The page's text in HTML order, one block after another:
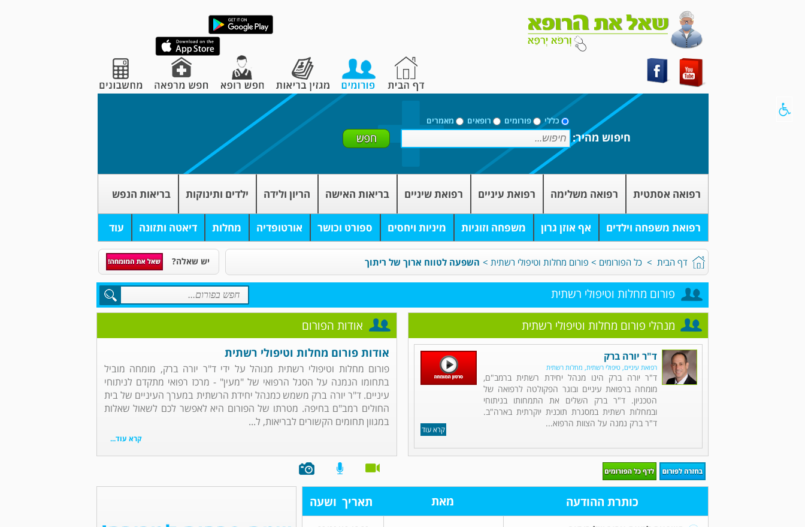
כללי פורומים רופאים מאמרים
חיפוש מהיר:
רפואה אסתטית רפואה משלימה רפואת עיניים רפואת שיניים בריאות האישה הריון ולידה ילדים ותינוקות בריאות הנפש
רפואת משפחה וילדים אף אוזן גרון משפחה וזוגיות מיניות ויחסים ספורט וכושר אורטופדיה מחלות דיאטה ותזונה עוד
דף הבית > כל הפורומים > פורום מחלות וטיפולי רשתית > השפעה לטווח ארוך של ריתוך יש שאלה?
פורום מחלות וטיפולי רשתית
אודות הפורום
אודות פורום מחלות וטיפולי רשתית
פורום מחלות וטיפולי רשתית מנוהל על ידי ד"ר יורה ברק, מומחה מוביל
בתחומו הנמנה על הסגל הרפואי של "מעין" - מרכז רפואי מתקדם לניתוחי
עיניים. ד"ר יורה ברק משמש כמנהל יחידת הרשתית במערך העיניים של בית
החולים רמב"ם בחיפה. מטרתו של הפורום היא לאפשר לכם לשאול שאלות
במגוון תחומים הקשורים לבריאות, ל...
קרא עוד...
מנהלי פורום מחלות וטיפולי רשתית
קרא עוד
ד"ר יורה ברק
רפואת עיניים, טיפולי רשתית, מחלות רשתית
ד"ר יורה ברק הינו מנהל יחידת רשתית ברמב"ם,
מומחה ברפואת עיניים ובוגר הפקולטה לרפואה של
הטכניון. ד"ר ברק השלים את התמחותו בניתוחי
ובמחלות רשתית במסגרת תוכנית יוקרתית בארה"ב.
ד"ר ברק נמנה על הצוות הרפוא...
כותרת ההודעה מאת תאריך ושעה